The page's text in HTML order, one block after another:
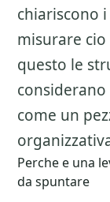
chiariscono
misurare
questo le
come un
Perche e una
da spuntare